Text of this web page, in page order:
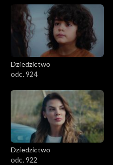
Dziedzictwo
odc. 924
Dziedzictwo
odc. 922